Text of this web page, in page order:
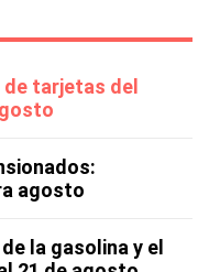
de tarjetas del
agosto
la gasolina y el